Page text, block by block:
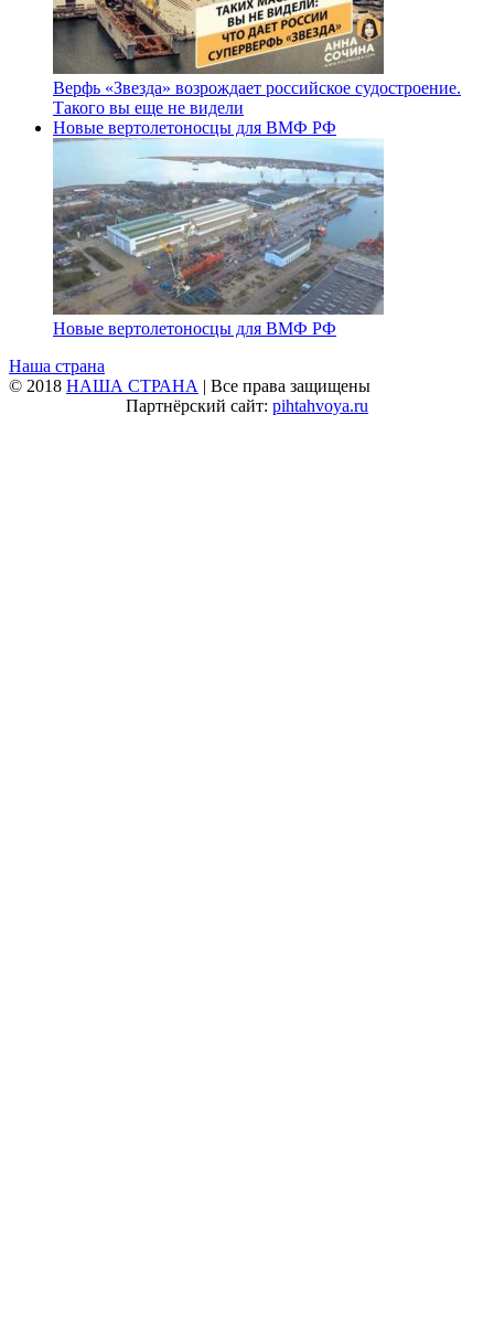
Верфь «Звезда» возрождает российское судостроение.
Такого вы еще не видели
Новые вертолетоносцы для ВМФ РФ
Новые вертолетоносцы для ВМФ РФ
Наша страна
© 2018 НАША СТРАНА | Все права защищены
Партнёрский сайт: pihtahvoya.ru